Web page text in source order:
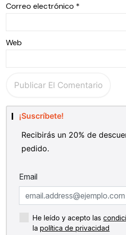
Correo electrónico *
Web
¡Suscríbete!
Recibirás un 20% de
pedido.